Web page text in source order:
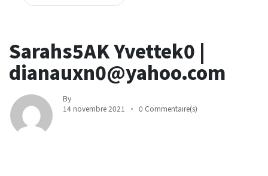
Sarahs5AK Yvettek0 |
dianauxn0@yahoo.com
By
14 novembre 2021
0 Commentaire(s)